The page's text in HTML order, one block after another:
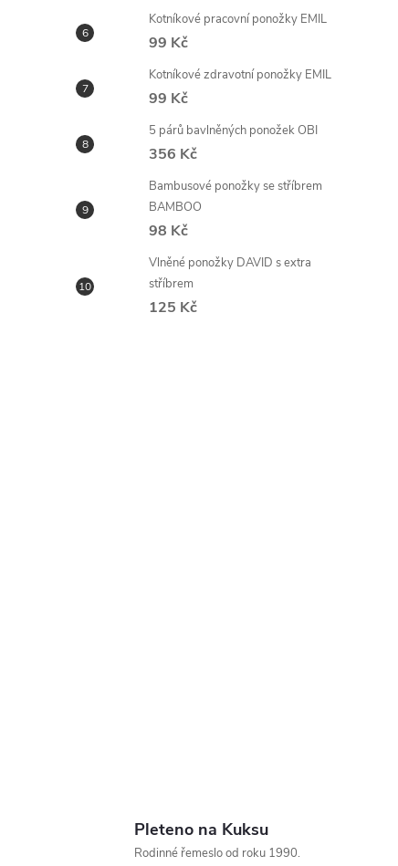
Kotníkové pracovní ponožky EMIL
99 Kč
Kotníkové zdravotní ponožky EMIL
99 Kč
5 párů bavlněných ponožek OBI
356 Kč
Bambusové ponožky se stříbrem
BAMBOO
98 Kč
Vlněné ponožky DAVID s extra
stříbrem
125 Kč
Pleteno na Kuksu
Rodinné řemeslo od roku 1990.